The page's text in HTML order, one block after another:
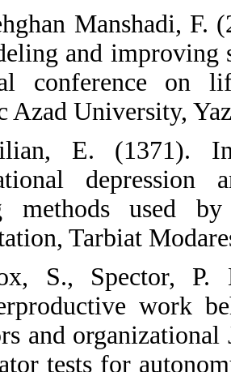
10. Dehghan
in modeling
national
Islamic Azad
11. Filian,
occupational
coping
Dissertation,
12. Fox, S.,
stressors and
moderator